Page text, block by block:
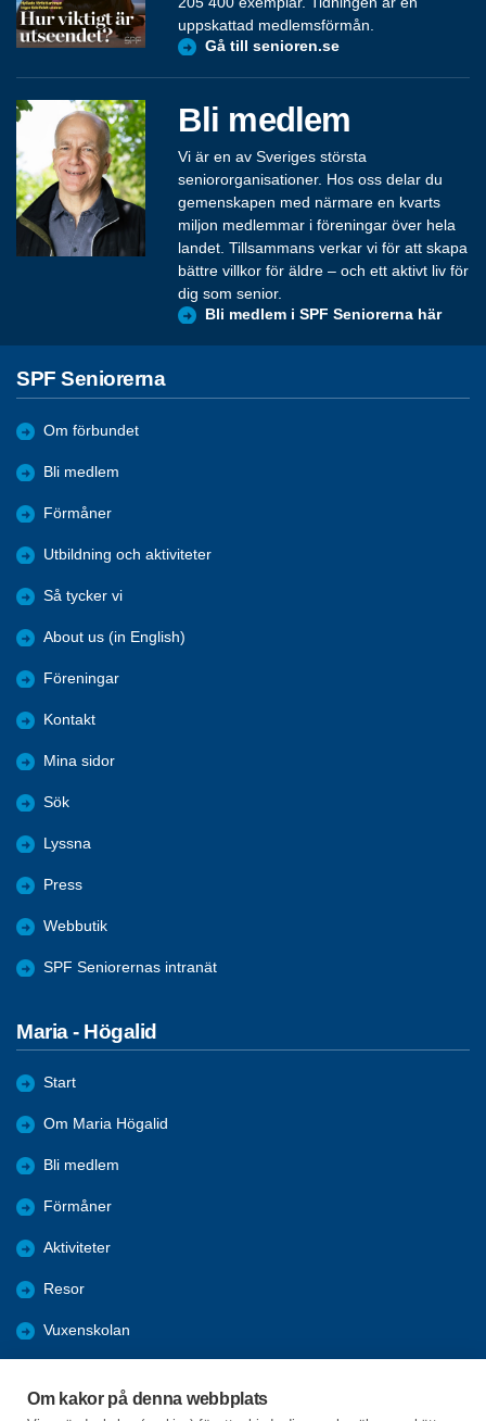
Om kakor på denna webbplats
uppskattad medlemsförmån.
Gå till senioren.se
Bli medlem
Vi är en av Sveriges största
seniororganisationer. Hos oss delar du
gemenskapen med närmare en kvarts
miljon medlemmar i föreningar över hela
landet. Tillsammans verkar vi för att skapa
bättre villkor för äldre – och ett aktivt liv för
dig som senior.
Bli medlem i SPF Seniorerna här
SPF Seniorerna
Om förbundet
Bli medlem
Förmåner
Utbildning och aktiviteter
Så tycker vi
About us (in English)
Föreningar
Kontakt
Mina sidor
Sök
Lyssna
Press
Webbutik
SPF Seniorernas intranät
Maria - Högalid
Start
Om Maria Högalid
Bli medlem
Förmåner
Aktiviteter
Resor
Vuxenskolan
SeniorNet Södermalm